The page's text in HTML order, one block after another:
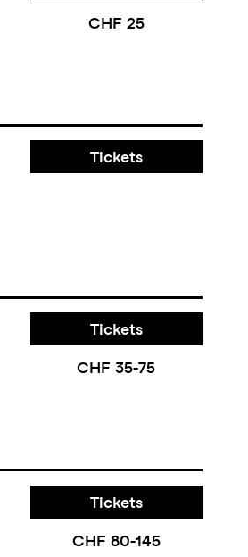
CHF 25
Tickets
Tickets
CHF 35-75
Tickets
CHF 80-145